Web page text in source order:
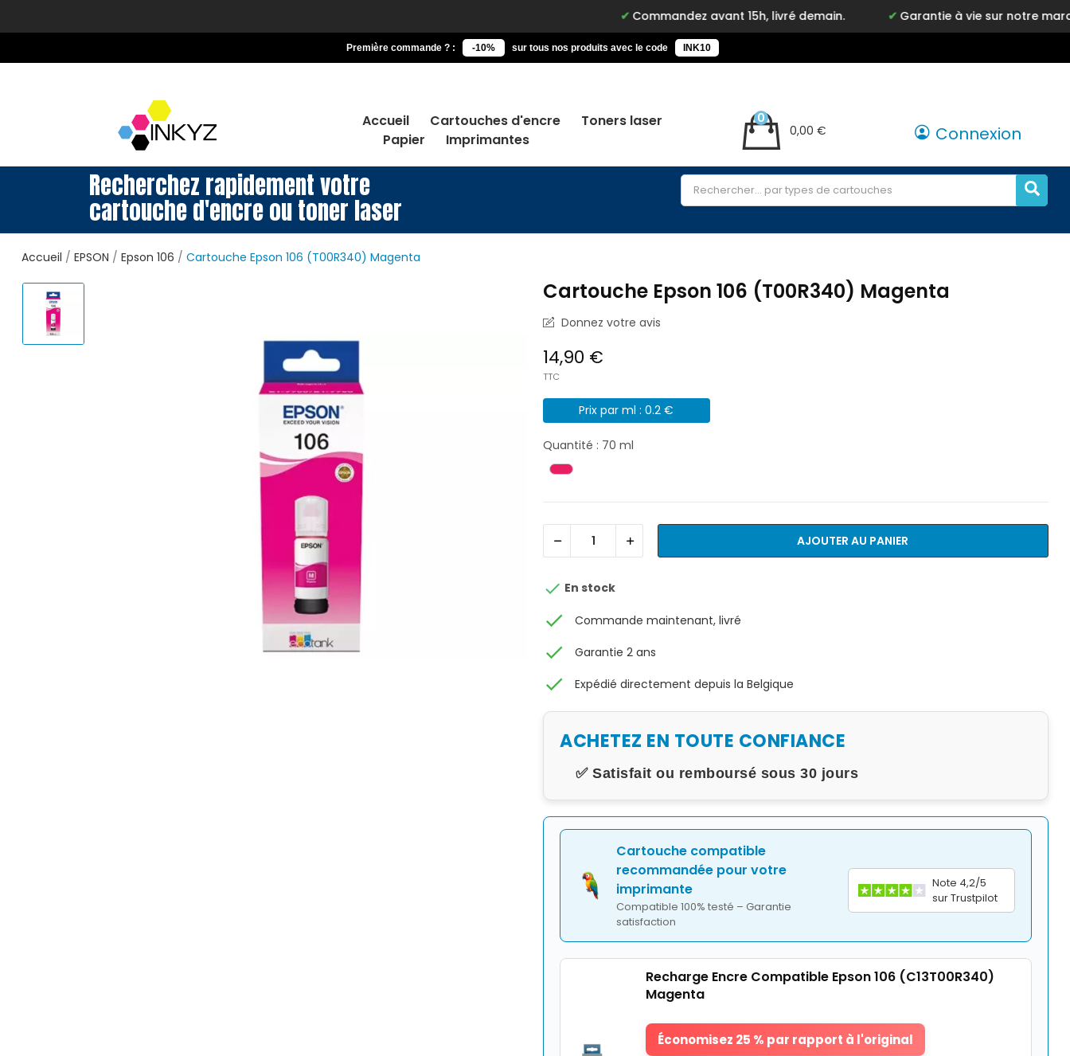
Commandez avant 15h, livré demain. Garantie à vie sur notre marque Inkyz
Première commande ? : -10% sur tous nos produits avec le code INK10
Accueil Cartouches d'encre
Toners laser
Papier
Imprimantes
0,00 €
0
Connexion
Recherchez rapidement votre
cartouche d'encre ou toner laser
Accueil EPSON Epson 106 Cartouche Epson 106 (T00R340) Magenta
Cartouche Epson 106 (T00R340) Magenta
Donnez votre avis
14,90 €
TTC
Prix par ml : 0.2 €
Quantité : 70 ml
AJOUTER AU PANIER
 En stock
check Commande maintenant, livré
check Garantie 2 ans
check Expédié directement depuis la Belgique
ACHETEZ EN TOUTE CONFIANCE
✅ Satisfait ou remboursé sous 30 jours
Cartouche compatible
recommandée pour votre
imprimante
Compatible 100% testé – Garantie
satisfaction
Note 4,2/5
sur Trustpilot
Recharge Encre Compatible Epson 106 (C13T00R340)
Magenta
Économisez 25 % par rapport à l'original